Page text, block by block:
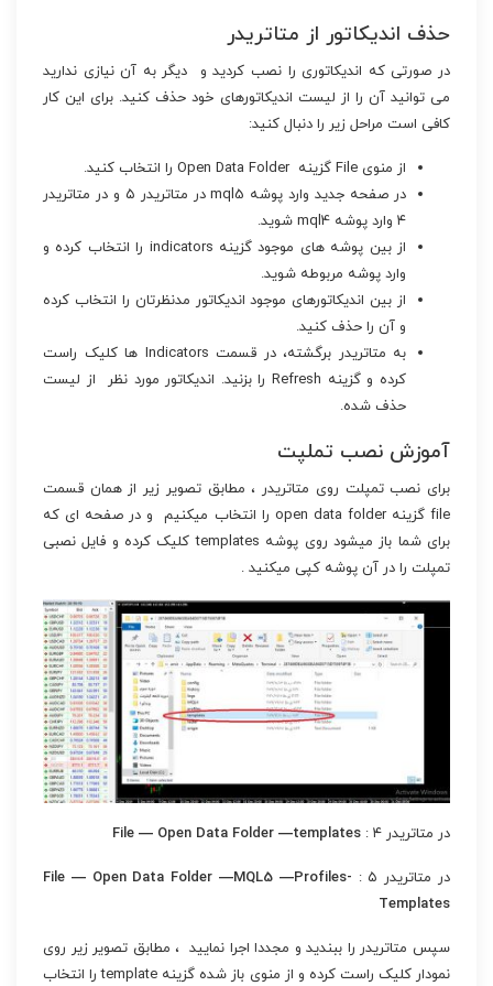
حذف اندیکاتور از متاتریدر
در صورتی که اندیکاتوری را نصب کردید و دیگر به آن نیازی ندارید
می توانید آن را از لیست اندیکاتورهای خود حذف کنید. برای این کار
کافی است مراحل زیر را دنبال کنید:
از منوی File گزینه Open Data Folder را انتخاب کنید.
در صفحه جدید وارد پوشه mql5 در متاتریدر ۵ و در متاتریدر
۴ وارد پوشه mql4 شوید.
از بین پوشه های موجود گزینه indicators را انتخاب کرده و
وارد پوشه مربوطه شوید.
از بین اندیکاتورهای موجود اندیکاتور مدنظرتان را انتخاب کرده
و آن را حذف کنید.
به متاتریدر برگشته، در قسمت Indicators ها کلیک راست
کرده و گزینه Refresh را بزنید. اندیکاتور مورد نظر از لیست
حذف شده.
آموزش نصب تملپت
برای نصب تمپلت روی متاتریدر ، مطابق تصویر زیر از همان قسمت
file گزینه open data folder را انتخاب میکنیم و در صفحه ای که
برای شما باز میشود روی پوشه templates کلیک کرده و فایل نصبی
تمپلت را در آن پوشه کپی میکنید .
در متاتریدر ۴ : File — Open Data Folder —templates
در متاتریدر ۵ :
File — Open Data Folder —MQL5 —Profiles-
Templates
سپس متاتریدر را ببندید و مجددا اجرا نمایید ، مطابق تصویر زیر روی
نمودار کلیک راست کرده و از منوی باز شده گزینه template را انتخاب